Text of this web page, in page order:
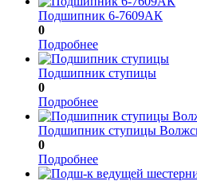
Подшипник 6-7609АК
0
Подробнее
Подшипник ступицы
0
Подробнее
Подшипник ступицы
0
Подробнее